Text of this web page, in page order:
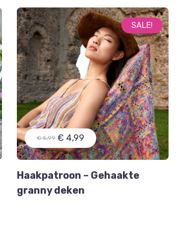
SALE!
€ 5,99 € 4,99
Haakpatroon – Gehaakte
granny deken